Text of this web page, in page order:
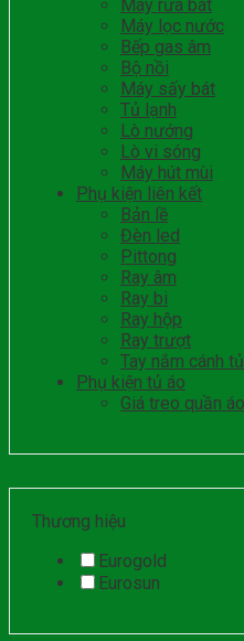
Máy rửa bát
Máy lọc nước
Bếp gas âm
Bộ nồi
Máy sấy bát
Tủ lạnh
Lò nướng
Lò vi sóng
Máy hút mùi
Phụ kiện liên kết
Bản lề
Đèn led
Pittong
Ray âm
Ray bi
Ray hộp
Ray trượt
Tay nắm cánh tủ
Phụ kiện tủ áo
Giá treo quần
Thương hiệu
Eurogold
Eurosun